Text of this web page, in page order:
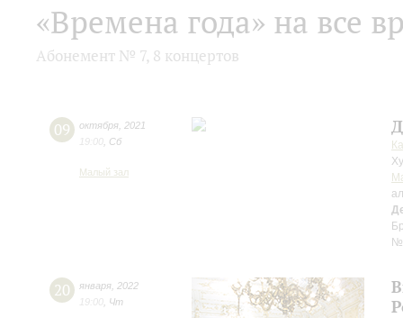
«Времена года» на все
Абонемент № 7, 8 концертов
09 октября 2021
19:00 Сб
Малый зал
№
20 января 2022
19:00 Чт